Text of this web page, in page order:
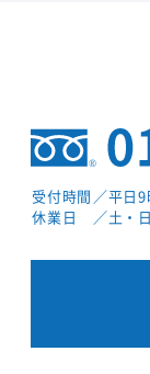
受付時間 ／平日
休業日
／土・